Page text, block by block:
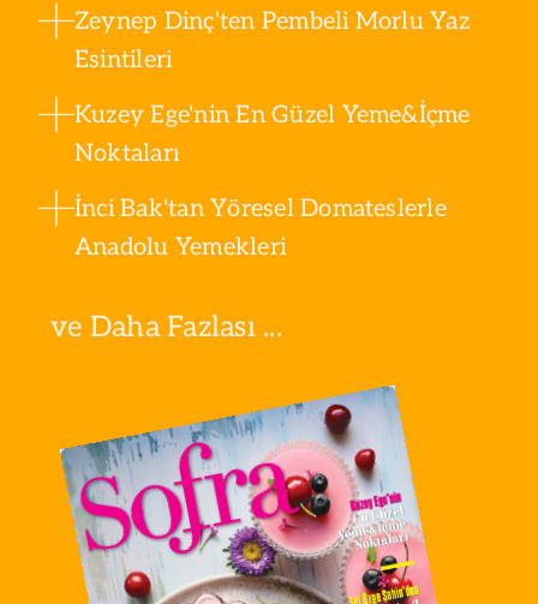
Zeynep Dinç'ten Pembeli Morlu Yaz
Esintileri
Kuzey Ege'nin En Güzel Yeme&İçme
Noktaları
İnci Bak'tan Yöresel Domateslerle
Anadolu Yemekleri
ve Daha Fazlası ...